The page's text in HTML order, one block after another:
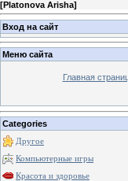
[Platonova Arisha]
Вход на сайт
Меню сайта
Главная
Categories
Другое
Компьютерные игры
Красота и здоровье